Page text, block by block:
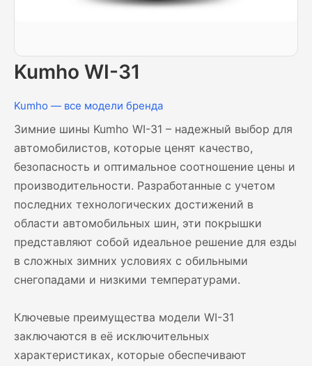
Kumho WI-31
Kumho — все модели бренда
Зимние шины Kumho WI-31 – надежный выбор для
автомобилистов, которые ценят качество,
безопасность и оптимальное соотношение цены и
производительности. Разработанные с учетом
последних технологических достижений в
области автомобильных шин, эти покрышки
представляют собой идеальное решение для езды
в сложных зимних условиях с обильными
снегопадами и низкими температурами.
Ключевые преимущества модели WI-31
заключаются в её исключительных
характеристиках, которые обеспечивают